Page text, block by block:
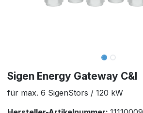
Sigen Energy Gateway C&I
für max. 6 SigenStors / 120 kW